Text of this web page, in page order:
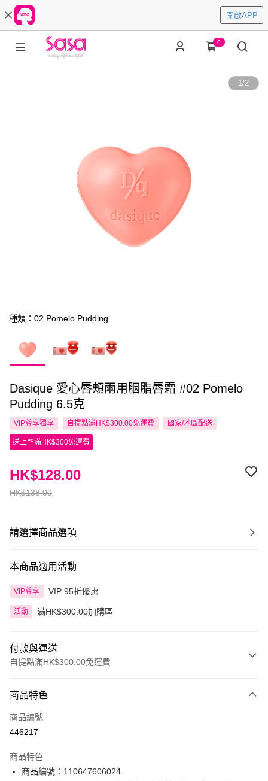
開啟APP
0
1/2
種類：02 Pomelo Pudding
Dasique 愛心唇頰兩用胭脂唇霜 #02 Pomelo
Pudding 6.5克
VIP尊享獨享 自提點滿HK$300.00免運費 國家/地區配送
送上門滿HK$300免運費
HK$138.00
HK$128.00
請選擇商品選項
本商品適用活動
VIP尊享 VIP 95折優惠
活動 滿HK$300.00加購區
付款與運送
自提點滿HK$300.00免運費
信用卡
Apple Pay
PayMe
商品特色
商品編號
446217
商品特色
商品編號：110647606024